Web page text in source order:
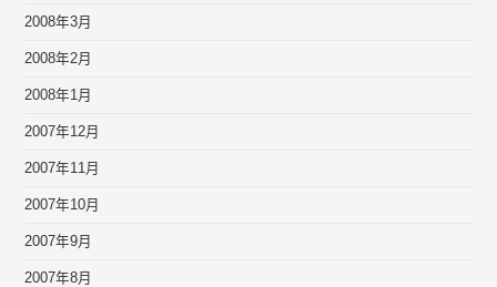
2008年3月
2008年2月
2008年1月
2007年12月
2007年11月
2007年10月
2007年9月
2007年8月